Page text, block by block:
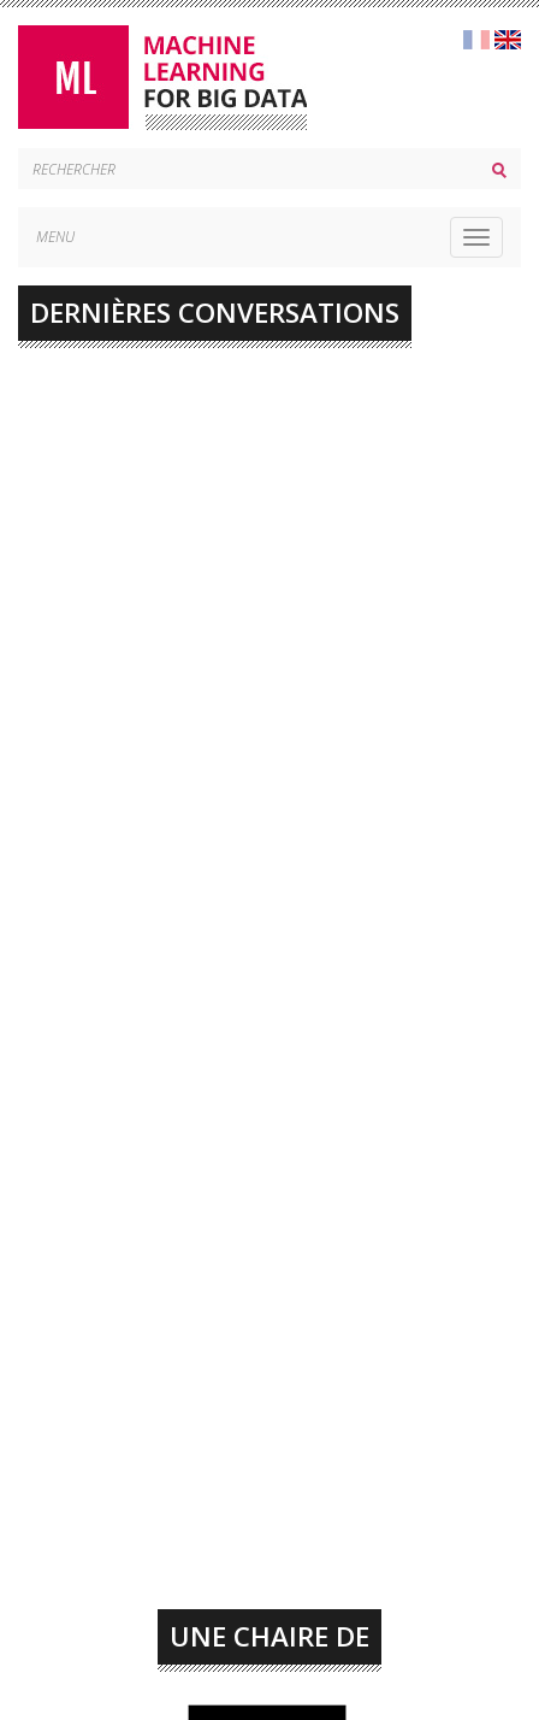
Toggle
MENU
DERNIÈRES CONVERSATIONS
UNE CHAIRE DE